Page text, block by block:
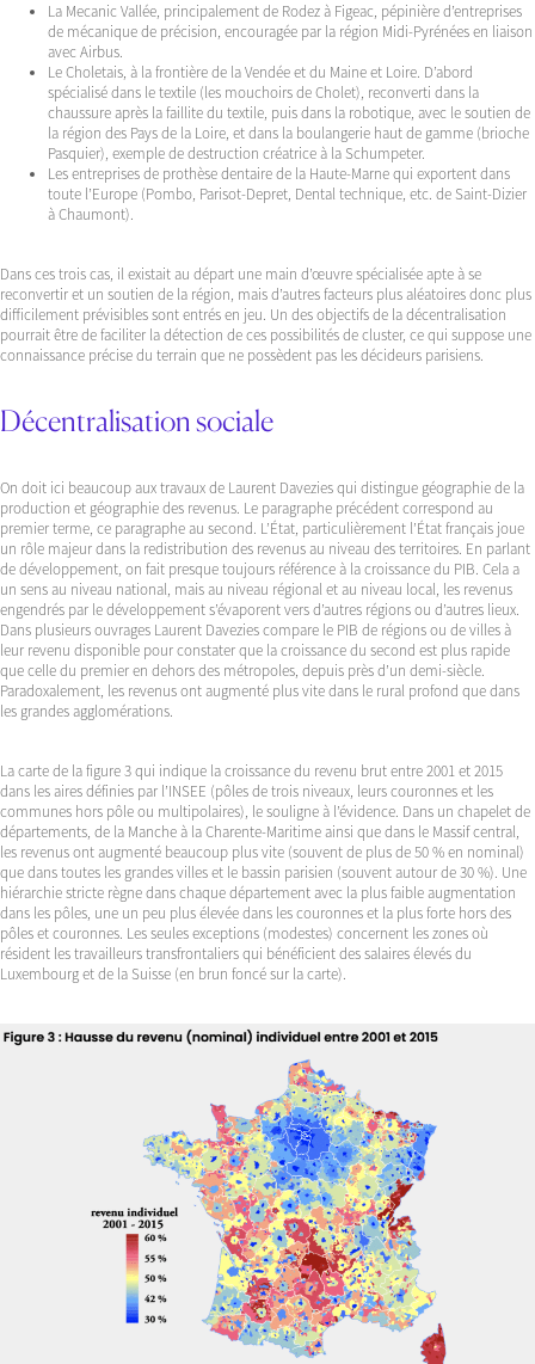
La Mecanic Vallée, principalement de Rodez à Figeac, pépinière d’entreprises
de mécanique de précision, encouragée par la région Midi-Pyrénées en liaison
avec Airbus.
Le Choletais, à la frontière de la Vendée et du Maine et Loire. D’abord
spécialisé dans le textile (les mouchoirs de Cholet), reconverti dans la
chaussure après la faillite du textile, puis dans la robotique, avec le soutien de
la région des Pays de la Loire, et dans la boulangerie haut de gamme (brioche
Pasquier), exemple de destruction créatrice à la Schumpeter.
Les entreprises de prothèse dentaire de la Haute-Marne qui exportent dans
toute l’Europe (Pombo, Parisot-Depret, Dental technique, etc. de Saint-Dizier
à Chaumont).
Dans ces trois cas, il existait au départ une main d’œuvre spécialisée apte à se
reconvertir et un soutien de la région, mais d’autres facteurs plus aléatoires donc plus
difficilement prévisibles sont entrés en jeu. Un des objectifs de la décentralisation
pourrait être de faciliter la détection de ces possibilités de cluster, ce qui suppose une
connaissance précise du terrain que ne possèdent pas les décideurs parisiens.
Décentralisation sociale
On doit ici beaucoup aux travaux de Laurent Davezies qui distingue géographie de la
production et géographie des revenus. Le paragraphe précédent correspond au
premier terme, ce paragraphe au second. L’État, particulièrement l’État français joue
un rôle majeur dans la redistribution des revenus au niveau des territoires. En parlant
de développement, on fait presque toujours référence à la croissance du PIB. Cela a
un sens au niveau national, mais au niveau régional et au niveau local, les revenus
engendrés par le développement s’évaporent vers d’autres régions ou d’autres lieux.
Dans plusieurs ouvrages Laurent Davezies compare le PIB de régions ou de villes à
leur revenu disponible pour constater que la croissance du second est plus rapide
que celle du premier en dehors des métropoles, depuis près d’un demi-siècle.
Paradoxalement, les revenus ont augmenté plus vite dans le rural profond que dans
les grandes agglomérations.
La carte de la figure 3 qui indique la croissance du revenu brut entre 2001 et 2015
dans les aires définies par l’INSEE (pôles de trois niveaux, leurs couronnes et les
communes hors pôle ou multipolaires), le souligne à l’évidence. Dans un chapelet de
départements, de la Manche à la Charente-Maritime ainsi que dans le Massif central,
les revenus ont augmenté beaucoup plus vite (souvent de plus de 50 % en nominal)
que dans toutes les grandes villes et le bassin parisien (souvent autour de 30 %). Une
hiérarchie stricte règne dans chaque département avec la plus faible augmentation
dans les pôles, une un peu plus élevée dans les couronnes et la plus forte hors des
pôles et couronnes. Les seules exceptions (modestes) concernent les zones où
résident les travailleurs transfrontaliers qui bénéficient des salaires élevés du
Luxembourg et de la Suisse (en brun foncé sur la carte).